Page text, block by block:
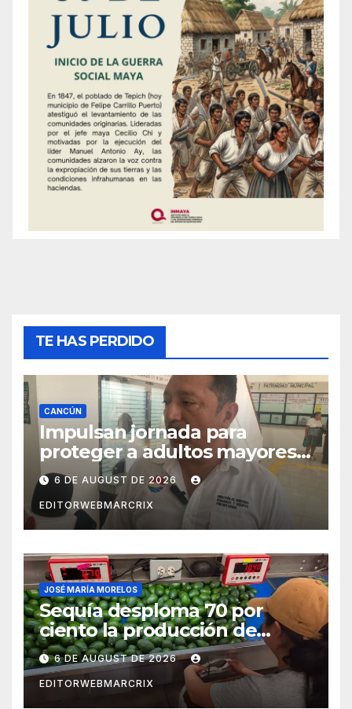
TE HAS PERDIDO
CANCÚN
Impulsan jornada para
proteger a adultos mayores
de fraudes en Cancún
6 DE AUGUST DE 2026
EDITORWEBMARCRIX
JOSÉ MARÍA MORELOS
Sequía desploma 70 por
ciento la producción de
aguacate en Candelaria
6 DE AUGUST DE 2026
EDITORWEBMARCRIX